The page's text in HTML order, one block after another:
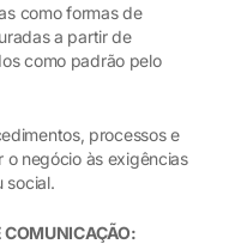
como formas de
a partir de
como padrão pelo
processos e
negócio às exigências
social.
COMUNICAÇÃO: